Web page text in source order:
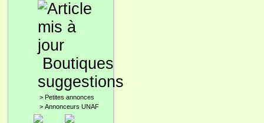
Boutiques
suggestions
> Petites annonces
> Annonceurs UNAF